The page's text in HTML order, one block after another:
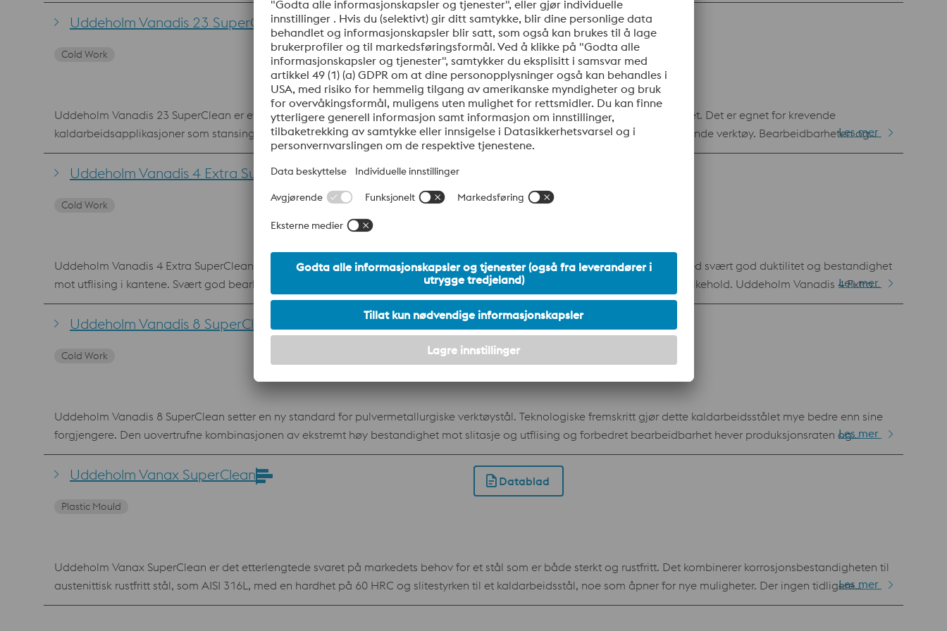
sammenlignet med standardkvaliteten. Høy slitestyrke gir lang levetid for verktøyet med bruksområder der slitasje er hovedutfordringen God trykkfasthet ved
generelle kaldarbeidsapplikasjoner Bredt dimensjonsprogram Standardspesifikasjon W.nr 1.2379 / AISI D2 / AFNOR Z160 CDV 12
Uddeholm Vanadis 23 SuperClean for kaldt arbeid Datablad
Cold Work
Uddeholm Vanadis 23 SuperClean er et høylegert pulvermetallurgisk hurtigstål med god abrasiv slitestyrke og høy trykkfasthet. Det er egnet for krevende
kaldarbeidsapplikasjoner som stansing av hardere arbeidsmaterialer, f.eks. karbonstål eller kaldvalset båndstål og for skjærende verktøy. Bearbeidbarheten og
polerbarheten er bedre enn hos andre konvensjonelle hurtigstål, og det samme gjelder dimensjonsstabiliteten etter varmebehandling. Fordeler Uddeholm Vanadis
23 SuperClean er et pulvermetallurgisk verktøystål som tilbyr en utmerket kombinasjon av slitestyrke og seighet. Maskinbarheten og slipbarheten er overlegen i
forhold til konvensjonelt hurtigstål, og det samme er dimensjonsstabiliteten etter varmebehandling. Den superrene pulvermetallurgiske prosessen sikrer at renheten
er på et høyt nivå med en lav mengde ikke-metalliske inneslutninger. Standardspesifikasjon W.nr 1.3395 / AISI D2 / AFNOR Z130 WDCV 6.5.4.3
Les mer
Uddeholm Vanadis 4 Extra SuperClean for kaldt arbeid
Cold Work
Uddeholm Vanadis 4 Extra SuperClean er det mest allsidige PM-verktøystålet på markedet. Det kombinerer høy slitestyrke med svært god duktilitet og bestandighet
mot utflising i kantene. Svært god bearbeidbarhet i både myk og hard tilstand gir fordeler både i verktøyproduksjon og -vedlikehold. Uddeholm Vanadis 4 Extra
SuperClean fås også som pulver for behandling av elektronstråle-smelteteknologi (EBM). Dette pulveret har den samme kjemiske sammensetningen som PM-
materialet. Fordeler Pålitelig produksjon med lav risiko for utflising Den beste kombinasjonen av høy hardhet, slitestyrke og bestandighet mot utflising Høy
trykkfasthet Beste standard lagerutvalg av alle PM-kvalitetene Standardspesifikasjon AISI D2 / AFNOR de type Z136 CDV 5.4
Les mer
Uddeholm Vanadis 8 SuperClean Datablad
Cold Work
Uddeholm Vanadis 8 SuperClean setter en ny standard for pulvermetallurgiske verktøystål. Teknologiske fremskritt gjør dette kaldarbeidsstålet mye bedre enn sine
forgjengere. Den uovertrufne kombinasjonen av ekstremt høy bestandighet mot slitasje og utflising og forbedret bearbeidbarhet hever produksjonsraten og
reduserer kostnader. Fordeler Lavere pris per produsert del Lengre levetid for verktøyet Forutsigbar produksjon Standardspesifikasjon AISI D2 / AFNOR de type
Z230VCD8.5.4
Les mer
Uddeholm Vanax SuperClean Datablad
Plastic Mould
Uddeholm Vanax SuperClean er det etterlengtede svaret på markedets behov for et stål som er både sterkt og rustfritt. Det kombinerer korrosjonsbestandigheten til
austenittisk rustfritt stål, som AISI 316L, med en hardhet på 60 HRC og slitestyrken til et kaldarbeidsstål, noe som åpner for nye muligheter. Der ingen tidligere
materialer strakk til, gir denne pulvermetallurgiske stålkvaliteten motstandsdyktighet i de aller mest korrosive miljøene. Materialets unike egenskaper gir pålitelig
Les mer